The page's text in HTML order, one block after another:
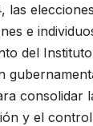
las
e
del
consolidar
y el